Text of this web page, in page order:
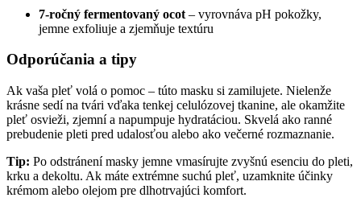
7-ročný fermentovaný ocot – vyrovnáva pH pokožky,
jemne exfoliuje a zjemňuje textúru
Odporúčania a tipy
Ak vaša pleť volá o pomoc – túto masku si zamilujete. Nielenže
krásne sedí na tvári vďaka tenkej celulózovej tkanine, ale okamžite
pleť osvieži, zjemní a napumpuje hydratáciou. Skvelá ako ranné
prebudenie pleti pred udalosťou alebo ako večerné rozmaznanie.
Tip: Po odstránení masky jemne vmasírujte zvyšnú esenciu do pleti,
krku a dekoltu. Ak máte extrémne suchú pleť, uzamknite účinky
krémom alebo olejom pre dlhotrvajúci komfort.